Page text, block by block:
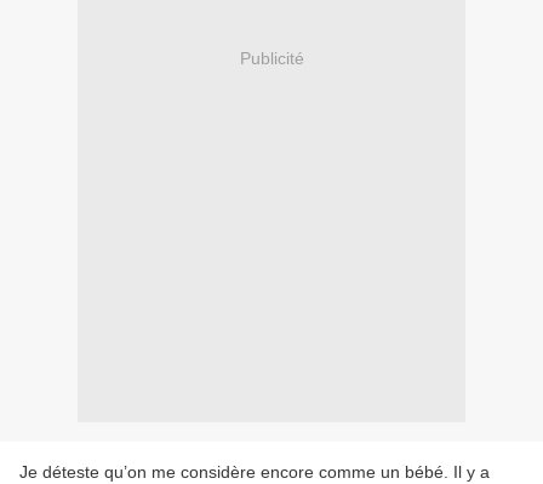
Publicité
Je déteste qu’on me considère encore comme un bébé. Il y a